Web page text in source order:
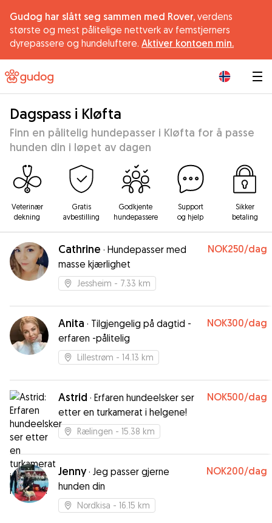
Gudog har slått seg sammen med Rover, verdens
største og mest pålitelige nettverk av femstjerners
dyrepassere og hundeluftere. Aktiver kontoen min.
Dagspass i Kløfta
Finn en pålitelig hundepasser i Kløfta for å passe
hunden din i løpet av dagen
Veterinær
dekning
Gratis
avbestilling
Godkjente
hundepassere
Support
og hjelp
Sikker
betaling
Cathrine · Hundepasser med
masse kjærlighet
NOK250/dag
Jessheim - 7.33 km
Anita · Tilgjengelig på dagtid -
erfaren -pålitelig
NOK300/dag
Lillestrøm - 14.13 km
Astrid · Erfaren hundeelsker ser
etter en turkamerat i helgene!
NOK500/dag
Rælingen - 15.38 km
Jenny· Jeg passer gjerne
hunden din
NOK200/dag
Nordkisa - 16.15 km